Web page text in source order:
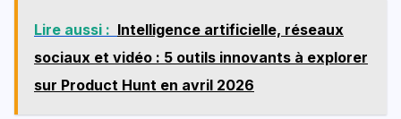
Lire aussi : Intelligence artificielle, réseaux
sociaux et vidéo : 5 outils innovants à explorer
sur Product Hunt en avril 2026